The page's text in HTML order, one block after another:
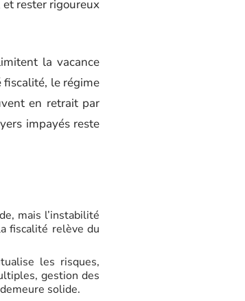
rester rigoureux
la vacance
fiscalité, le régime
en retrait par
impayés reste
mais l’instabilité
fiscalité relève du
les risques,
gestion des
solide.